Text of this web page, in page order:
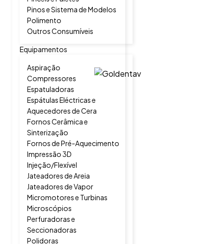
Pinos e Sistema de Modelos
Polimento
Outros Consumíveis
Equipamentos
Aspiração
Compressores
Espatuladoras
Espátulas Eléctricas e
Aquecedores de Cera
Fornos Cerâmica e
Sinterização
Fornos de Pré-Aquecimento
Impressão 3D
Injeção/Flexível
Jateadores de Areia
Jateadores de Vapor
Micromotores e Turbinas
Microscópios
Perfuradoras e
Seccionadoras
Polidoras